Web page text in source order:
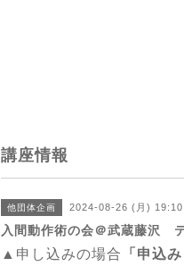
講座情報
他団体企画 2024-08-26 (月) 19:10
入間動作術の会＠武蔵藤沢
▲申し込みの場合 「申込